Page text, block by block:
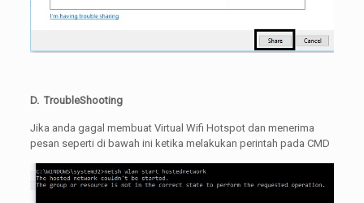
D. TroubleShooting
Jika anda gagal membuat Virtual Wifi Hotspot dan menerima
pesan seperti di bawah ini ketika melakukan perintah pada CMD